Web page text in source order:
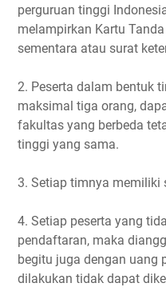
perguruan tinggi
melampirkan Kartu
sementara atau surat
2. Peserta dalam bentuk
maksimal tiga orang,
fakultas yang berbeda
tinggi yang sama.
3. Setiap timnya memiliki
4. Setiap peserta yang
pendaftaran, maka
begitu juga dengan uang
dilakukan tidak dapat